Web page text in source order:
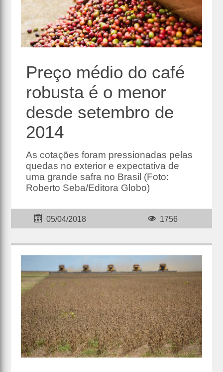
Preço médio do café
robusta é o menor
desde setembro de
2014
As cotações foram pressionadas pelas
quedas no exterior e expectativa de
uma grande safra no Brasil (Foto:
Roberto Seba/Editora Globo)
05/04/2018 1756